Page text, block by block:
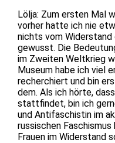
Lölja: Zum ersten Mal
vorher hatte ich nie
nichts vom Widerstand
gewusst. Die
im Zweiten Weltkrieg
Museum habe ich viel
recherchiert und bin
dem. Als ich hörte,
stattfindet, bin ich
und Antifaschistin im
russischen
Frauen im Widerstand